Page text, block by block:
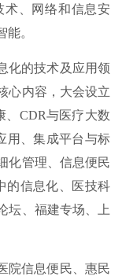
术、网络和信息安
。
化的技术及应用领
心内容，大会设立
、CDR与医疗大数
用、集成平台与标
化管理、信息便民
的信息化、医技科
坛、福建专场、上
院信息便民、惠民